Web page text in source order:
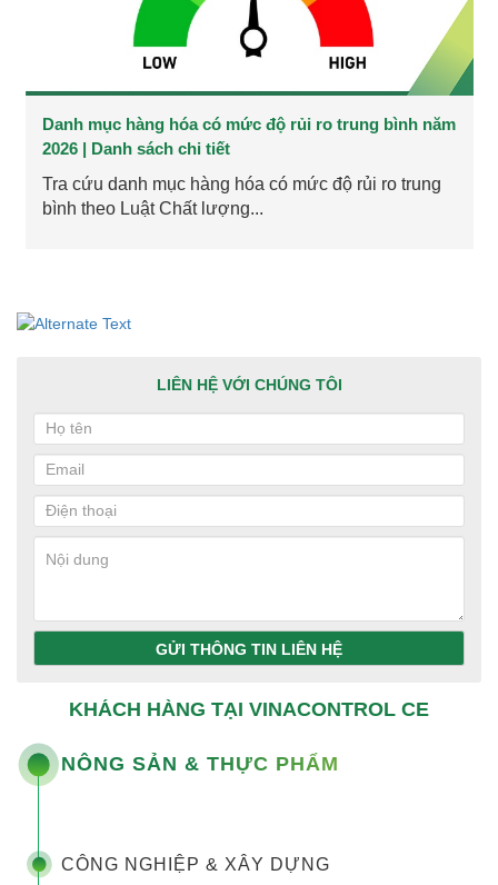
Danh mục hàng hóa có mức độ rủi ro trung bình năm
2026 | Danh sách chi tiết
Tra cứu danh mục hàng hóa có mức độ rủi ro trung
bình theo Luật Chất lượng...
LIÊN HỆ VỚI CHÚNG TÔI
GỬI THÔNG TIN LIÊN HỆ
KHÁCH HÀNG TẠI VINACONTROL CE
NÔNG SẢN & THỰC PHẨM
CÔNG NGHIỆP & XÂY DỰNG